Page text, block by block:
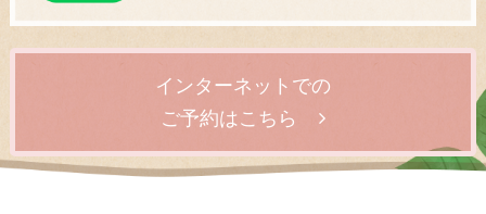
インターネットでの
ご予約はこちら